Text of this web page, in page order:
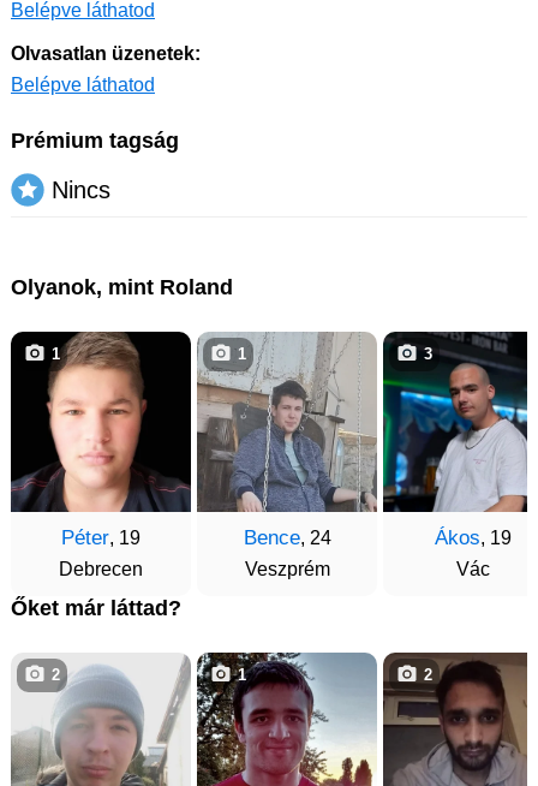
Belépve láthatod
Olvasatlan üzenetek:
Belépve láthatod
Prémium tagság
Nincs
Olyanok, mint Roland
Péter, 19
Debrecen
1
Bence, 24
Veszprém
1
Ákos, 19
Vác
3
Őket már láttad?
2 1 2